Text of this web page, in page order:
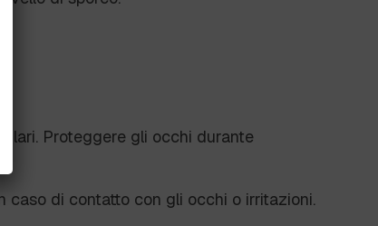
Proteggere gli occhi durante
caso di contatto con gli occhi o irritazioni.